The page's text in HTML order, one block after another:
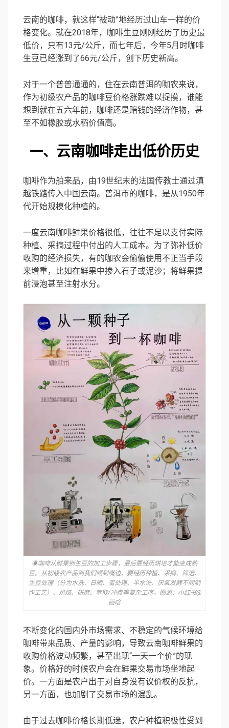
云南的咖啡，就这样“被动”地经历过山车一样的价
格变化。就在2018年，咖啡生豆刚刚经历了历史最
低价，只有13元/公斤，而七年后，今年5月时咖啡
生豆已经涨到了66元/公斤，创下历史新高。
对于一个普普通通的，住在云南普洱的咖农来说，
作为初级农产品的咖啡豆价格涨跌难以捉摸，谁能
想到就在五六年前，咖啡还是赔钱的经济作物，甚
至不如橡胶或水稻价值高。
一、 云南咖啡走出低价历史
咖啡作为舶来品，由19世纪末的法国传教士通过滇
越铁路传入中国云南。普洱市的咖啡，是从1950年
代开始规模化种植的。
一度云南咖啡鲜果价格很低，往往不足以支付实际
种植、采摘过程中付出的人工成本。为了弥补低价
收购的经济损失，有的咖农会偷偷使用不正当手段
来增重，比如在鲜果中掺入石子或泥沙；将鲜果提
前浸泡甚至注射水分。
◉咖啡从鲜果到生豆的加工步骤，最后要经历烘培才能变成熟
豆。从初级农产品到我们喝到嘴边，要经历种植、采摘、筛选、
生豆处理（分为水洗、日晒、蜜处理、半水洗、厌氧发酵不同制
作工艺）、烘焙、研磨、萃取/冲煮等复杂工序。图源：小红书@
画啥
不断变化的国内外市场需求、不稳定的气候环境给
咖啡带来品质、产量的影响，导致云南咖啡鲜果的
收购价格波动频繁，甚至出现“一天一个价”的现
象。价格好的时候农户会在鲜果交易市场坐地起
价。一方面是农户出于对自身没有议价权的反抗，
另一方面，也加剧了交易市场的混乱。
由于过去咖啡价格长期低迷，农户种植积极性受到